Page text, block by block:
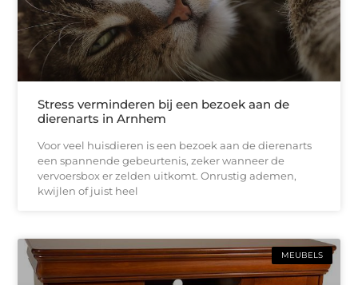
Stress verminderen bij een bezoek aan de
dierenarts in Arnhem
Voor veel huisdieren is een bezoek aan de dierenarts
een spannende gebeurtenis, zeker wanneer de
vervoersbox er zelden uitkomt. Onrustig ademen,
kwijlen of juist heel
MEUBELS